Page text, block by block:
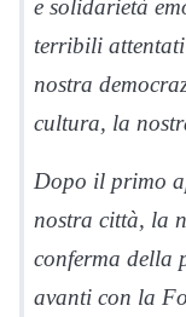
e solidarietà
terribili
nostra
cultura, la
Dopo il primo
nostra città, la
conferma della
avanti con la